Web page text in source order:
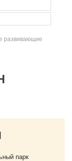
развивающие
парк